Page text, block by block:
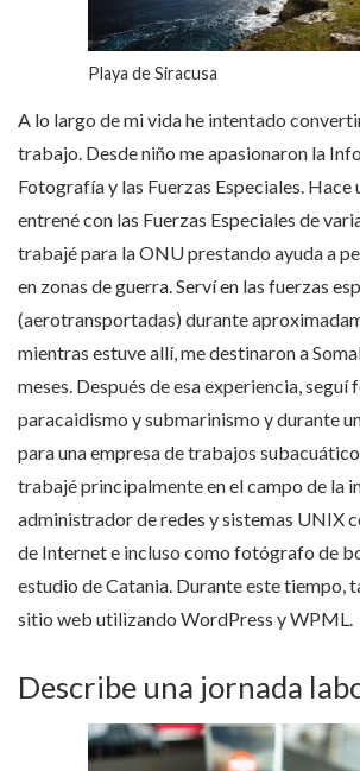
Playa de Siracusa
A lo largo de mi vida he intentado
trabajo. Desde niño me apasionaron la
Fotografía y las Fuerzas Especiales. Hace
entrené con las Fuerzas Especiales de
trabajé para la ONU prestando ayuda a
en zonas de guerra. Serví en las fuerzas
(aerotransportadas) durante
mientras estuve allí, me destinaron a
meses. Después de esa experiencia,
paracaidismo y submarinismo y durante
para una empresa de trabajos
trabajé principalmente en el campo de la
administrador de redes y sistemas UNIX
de Internet e incluso como fotógrafo de
estudio de Catania. Durante este tiempo,
sitio web utilizando WordPress y WPML.
Describe una jornada